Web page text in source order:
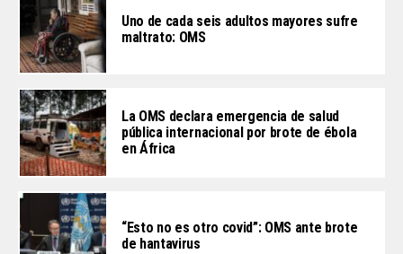
Uno de cada seis adultos mayores sufre
maltrato: OMS
La OMS declara emergencia de salud
pública internacional por brote de ébola
en África
“Esto no es otro covid”: OMS ante brote
de hantavirus